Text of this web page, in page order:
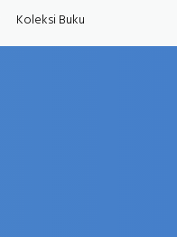
Koleksi Buku